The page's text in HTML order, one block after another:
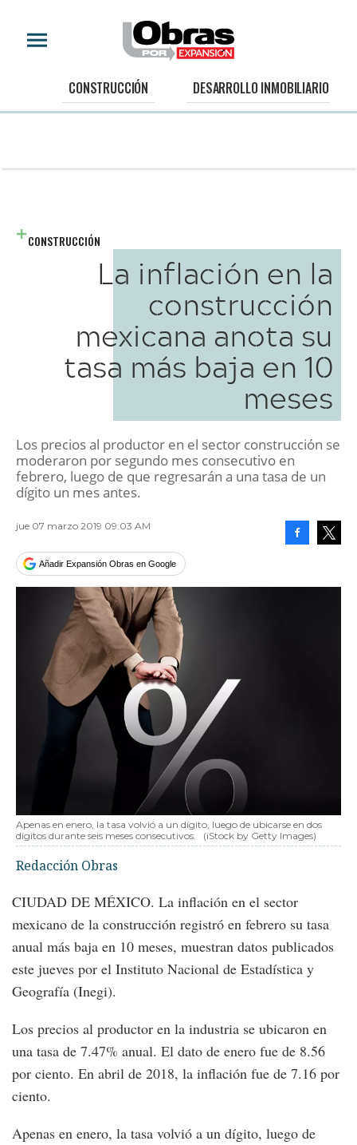
CONSTRUCCIÓN DESARROLLO INMOBILIARIO
CONSTRUCCIÓN
La inflación en la
construcción
mexicana anota su
tasa más baja en 10
meses
Los precios al productor en el sector construcción se
moderaron por segundo mes consecutivo en
febrero, luego de que regresarán a una tasa de un
dígito un mes antes.
jue 07 marzo 2019 09:03 AM
Añadir Expansión Obras en Google
Apenas en enero, la tasa volvió a un dígito, luego de ubicarse en dos
dígitos durante seis meses consecutivos.
(iStock by Getty Images)
Redacción Obras
CIUDAD DE MÉXICO. La inflación en el sector
mexicano de la construcción registró en febrero su tasa
anual más baja en 10 meses, muestran datos publicados
este jueves por el Instituto Nacional de Estadística y
Geografía (Inegi).
Los precios al productor en la industria se ubicaron en
una tasa de 7.47% anual. El dato de enero fue de 8.56
por ciento. En abril de 2018, la inflación fue de 7.16 por
ciento.
Apenas en enero, la tasa volvió a un dígito, luego de